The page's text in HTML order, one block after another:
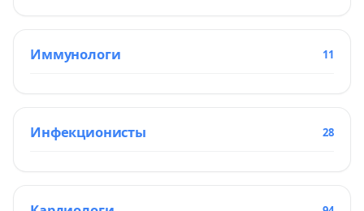
Иммунологи 11
Инфекционисты 28